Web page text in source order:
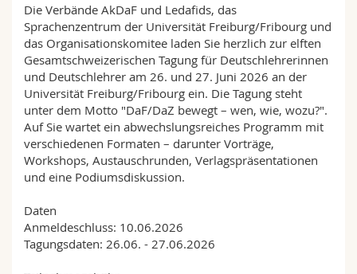
Die Verbände AkDaF und Ledafids, das
Sprachenzentrum der Universität Freiburg/Fribourg und
das Organisationskomitee laden Sie herzlich zur elften
Gesamtschweizerischen Tagung für Deutschlehrerinnen
und Deutschlehrer am 26. und 27. Juni 2026 an der
Universität Freiburg/Fribourg ein. Die Tagung steht
unter dem Motto "DaF/DaZ bewegt – wen, wie, wozu?".
Auf Sie wartet ein abwechslungsreiches Programm mit
verschiedenen Formaten – darunter Vorträge,
Workshops, Austauschrunden, Verlagspräsentationen
und eine Podiumsdiskussion.
Daten
Anmeldeschluss: 10.06.2026
Tagungsdaten: 26.06. - 27.06.2026